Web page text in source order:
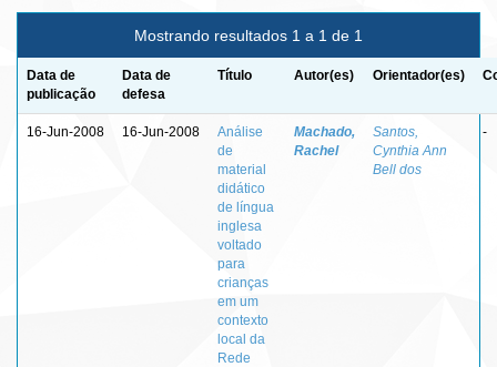
Mostrando resultados 1 a 1 de 1
Data de
publicação
Data de
defesa
Título Autor(es) Orientador(es)
16-Jun-2008 16-Jun-2008
Análise
de
material
didático
de língua
inglesa
voltado
para
crianças
em um
contexto
local da
Rede
Machado,
Rachel
Santos,
Cynthia Ann
Bell dos
-